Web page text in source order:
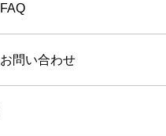
FAQ
お問い合わせ